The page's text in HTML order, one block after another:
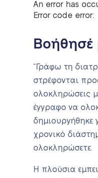
An error has
Error code error:
Βοήθησέ
“Γράφω τη
στρέφονται
ολοκληρώσεις
έγγραφο να
δημιουργήθηκε
χρονικό
ολοκληρώσετε.
Η πλούσια